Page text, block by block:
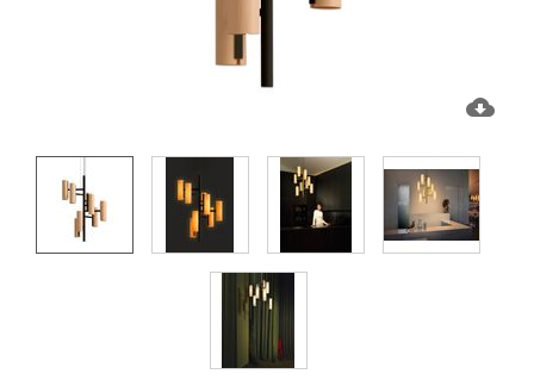
cloud_download